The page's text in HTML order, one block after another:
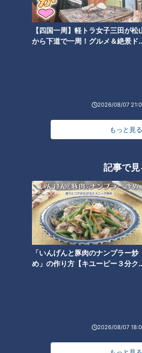
【四国一周】軽トラ女子三田が松
から下道で一周！グルメ＆絶景ド
2026/08/07
もっと見る
記事で見
「いんげんと豚肉のナンプラー炒
め」の作り方【キユーピー３分ク
2026/08/07
4日がかりの芸術！カボチャ
CBCテレビ『花咲かタイムズ』うなずキング
岡崎市にオープンした「TWIST AND
ROASTERS（ツイストアンドコーヒ
広々とした店内にイートインスペース
るので、ゆったりくつろげます。看板
作る超特大サイズの「クロワッサン」
ク、中はもちもちの食感が楽しめます